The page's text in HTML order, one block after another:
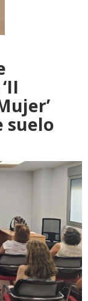
suelo